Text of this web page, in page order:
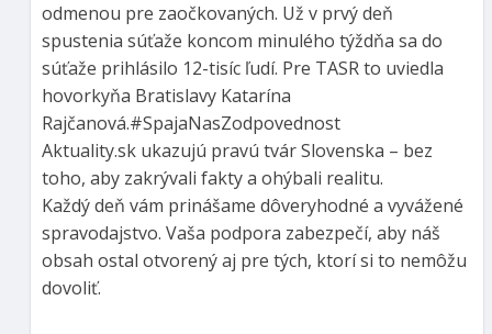
odmenou pre zaočkovaných. Už v prvý deň
spustenia súťaže koncom minulého týždňa sa do
súťaže prihlásilo 12-tisíc ľudí. Pre TASR to uviedla
hovorkyňa Bratislavy Katarína
Rajčanová.#SpajaNasZodpovednost
Aktuality.sk ukazujú pravú tvár Slovenska – bez
toho, aby zakrývali fakty a ohýbali realitu.
Každý deň vám prinášame dôveryhodné a vyvážené
spravodajstvo. Vaša podpora zabezpečí, aby náš
obsah ostal otvorený aj pre tých, ktorí si to nemôžu
dovoliť.